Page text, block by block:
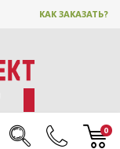
КАК ЗАКАЗАТЬ?
0